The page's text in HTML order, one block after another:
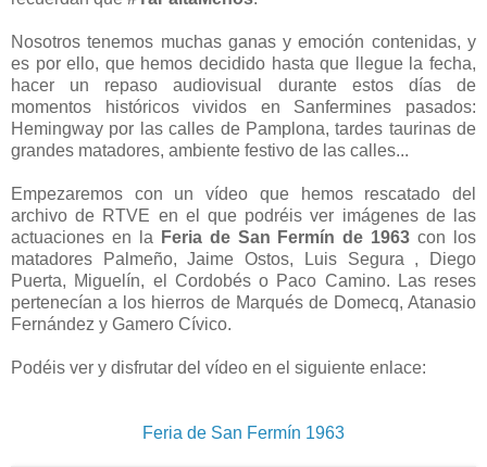
Nosotros tenemos muchas ganas y emoción contenidas, y
es por ello, que hemos decidido hasta que llegue la fecha,
hacer un repaso audiovisual durante estos días de
momentos históricos vividos en Sanfermines pasados:
Hemingway por las calles de Pamplona, tardes taurinas de
grandes matadores, ambiente festivo de las calles...
Empezaremos con un vídeo que hemos rescatado del
archivo de RTVE en el que podréis ver imágenes de las
actuaciones en la
Feria de San Fermín de 1963 con los
matadores Palmeño, Jaime Ostos, Luis Segura , Diego
Puerta, Miguelín, el Cordobés o Paco Camino. Las reses
pertenecían a los hierros de Marqués de Domecq, Atanasio
Fernández y Gamero Cívico.
Podéis ver y disfrutar del vídeo en el siguiente enlace:
Feria de San Fermín 1963